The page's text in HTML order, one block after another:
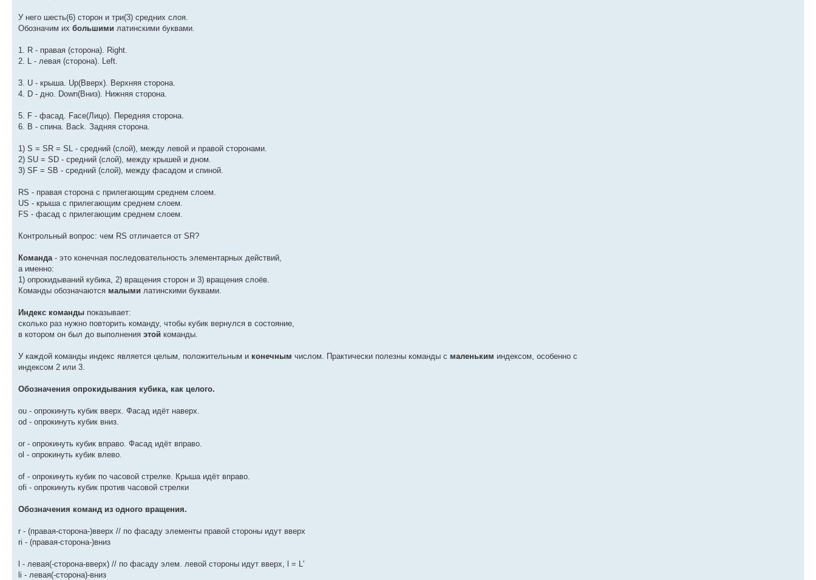
У него шесть(6) сторон и три(3) средних слоя.
Обозначим их большими латинскими буквами.
1. R - правая (сторона). Right.
2. L - левая (сторона). Left.
3. U - крыша. Up(Вверх). Верхняя сторона.
4. D - дно. Down(Вниз). Нижняя сторона.
5. F - фасад. Face(Лицо). Передняя сторона.
6. B - спина. Back. Задняя сторона.
1) S = SR = SL - средний (слой), между левой и правой сторонами.
2) SU = SD - средний (слой), между крышей и дном.
3) SF = SB - средний (слой), между фасадом и спиной.
RS - правая сторона с прилегающим среднем слоем.
US - крыша с прилегающим среднем слоем.
FS - фасад с прилегающим среднем слоем.
Контрольный вопрос: чем RS отличается от SR?
Команда - это конечная последовательность элементарных действий,
а именно:
1) опрокидываний кубика, 2) вращения сторон и 3) вращения слоёв.
Команды обозначаются малыми латинскими буквами.
Индекс команды показывает:
сколько раз нужно повторить команду, чтобы кубик вернулся в состояние,
в котором он был до выполнения этой команды.
У каждой команды индекс является целым, положительным и конечным числом. Практически полезны команды с маленьким индексом, особенно с
индексом 2 или 3.
Обозначения опрокидывания кубика, как целого.
ou - опрокинуть кубик вверх. Фасад идёт наверх.
od - опрокинуть кубик вниз.
or - опрокинуть кубик вправо. Фасад идёт вправо.
ol - опрокинуть кубик влево.
of - опрокинуть кубик по часовой стрелке. Крыша идёт вправо.
ofi - опрокинуть кубик против часовой стрелки
Обозначения команд из одного вращения.
r - (правая-сторона-)вверх // по фасаду элементы правой стороны идут вверх
ri - (правая-сторона-)вниз
l - левая(-сторона-вверх) // по фасаду элем. левой стороны идут вверх, l = L'
li - левая(-сторона)-вниз